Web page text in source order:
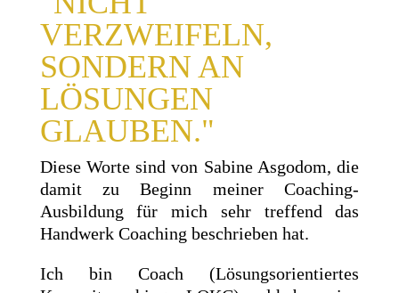
VERZWEIFELN,
SONDERN AN
LÖSUNGEN
GLAUBEN."
Diese Worte sind von Sabine Asgodom, die
damit zu Beginn meiner Coaching-
Ausbildung für mich sehr treffend das
Handwerk Coaching beschrieben hat.
Ich bin Coach (Lösungsorientiertes